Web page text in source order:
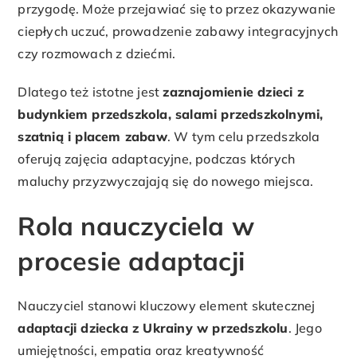
przygodę. Może przejawiać się to przez okazywanie
ciepłych uczuć, prowadzenie zabawy integracyjnych
czy rozmowach z dziećmi.
Dlatego też istotne jestzaznajomienie dzieci z
budynkiem przedszkola, salami przedszkolnymi,
szatnią i placem zabaw. W tym celu przedszkola
oferują zajęcia adaptacyjne, podczas których
maluchy przyzwyczajają się do nowego miejsca.
Rola nauczyciela w
procesie adaptacji
Nauczyciel stanowi kluczowy element skutecznej
adaptacji dziecka z Ukrainy w przedszkolu. Jego
umiejętności, empatia oraz kreatywność